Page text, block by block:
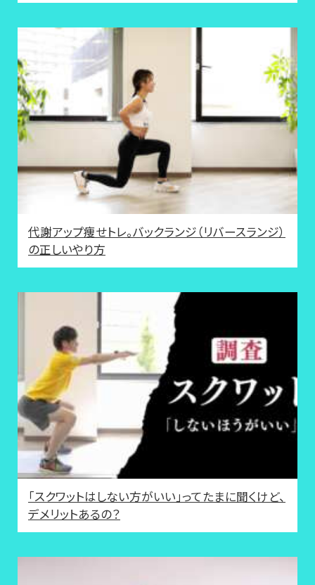
代謝アップ痩せトレ。バックランジ（リバースランジ）
の正しいやり方
「スクワットはしない方がいい」ってたまに聞くけど、
デメリットあるの？